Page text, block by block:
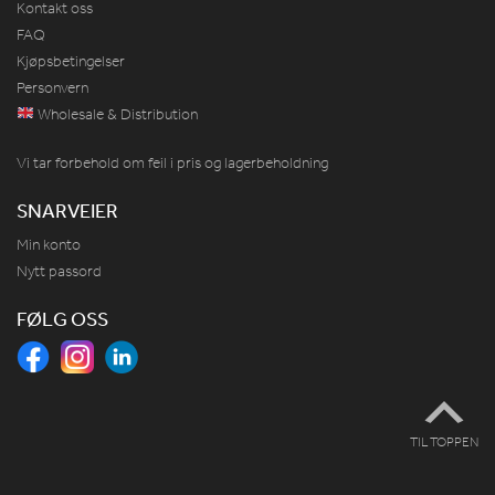
Kontakt oss
FAQ
Kjøpsbetingelser
Personvern
Wholesale & Distribution
Vi tar forbehold om feil i pris og lagerbeholdning
SNARVEIER
Min konto
Nytt passord
FØLG OSS
TIL TOPPEN